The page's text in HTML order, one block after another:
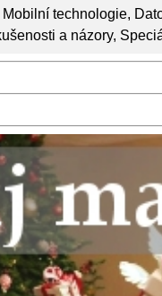
Mobilní technologie,
a názory,